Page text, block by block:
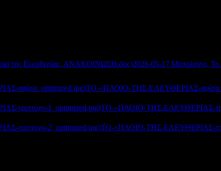
το Σάββατο 16 Μαΐου ώρα 10:00’ το πρωί και ώρα 6:00’ το
2026-05-17 Μεσολόγγι, Το
ΤΟ-«ΠΛΟΙΟ-ΤΗΣ-ΕΛΕΥΘΕΡΙΑΣ-
ΤΟ-«ΠΛΟΙΟ-ΤΗΣ-ΕΛΕΥΘΕΡΙΑΣ-
ΤΟ-«ΠΛΟΙΟ-ΤΗΣ-ΕΛΕΥΘΕΡΙΑΣ-